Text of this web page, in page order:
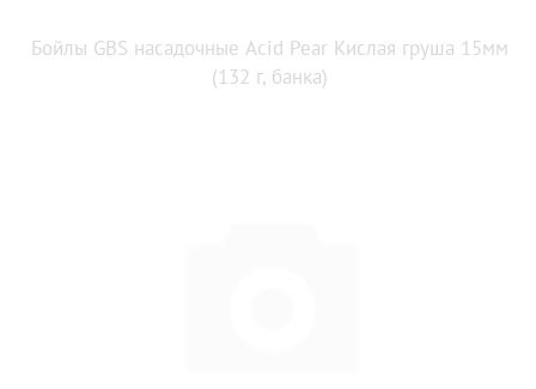
Бойлы GBS насадочные Acid Pear Кислая груша 15мм
(132 г, банка)